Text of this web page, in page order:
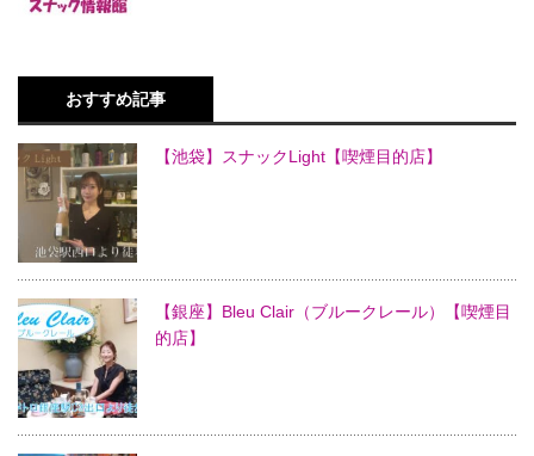
おすすめ記事
【池袋】スナックLight【喫煙目的店】
【銀座】Bleu Clair（ブルークレール）【喫煙目
的店】